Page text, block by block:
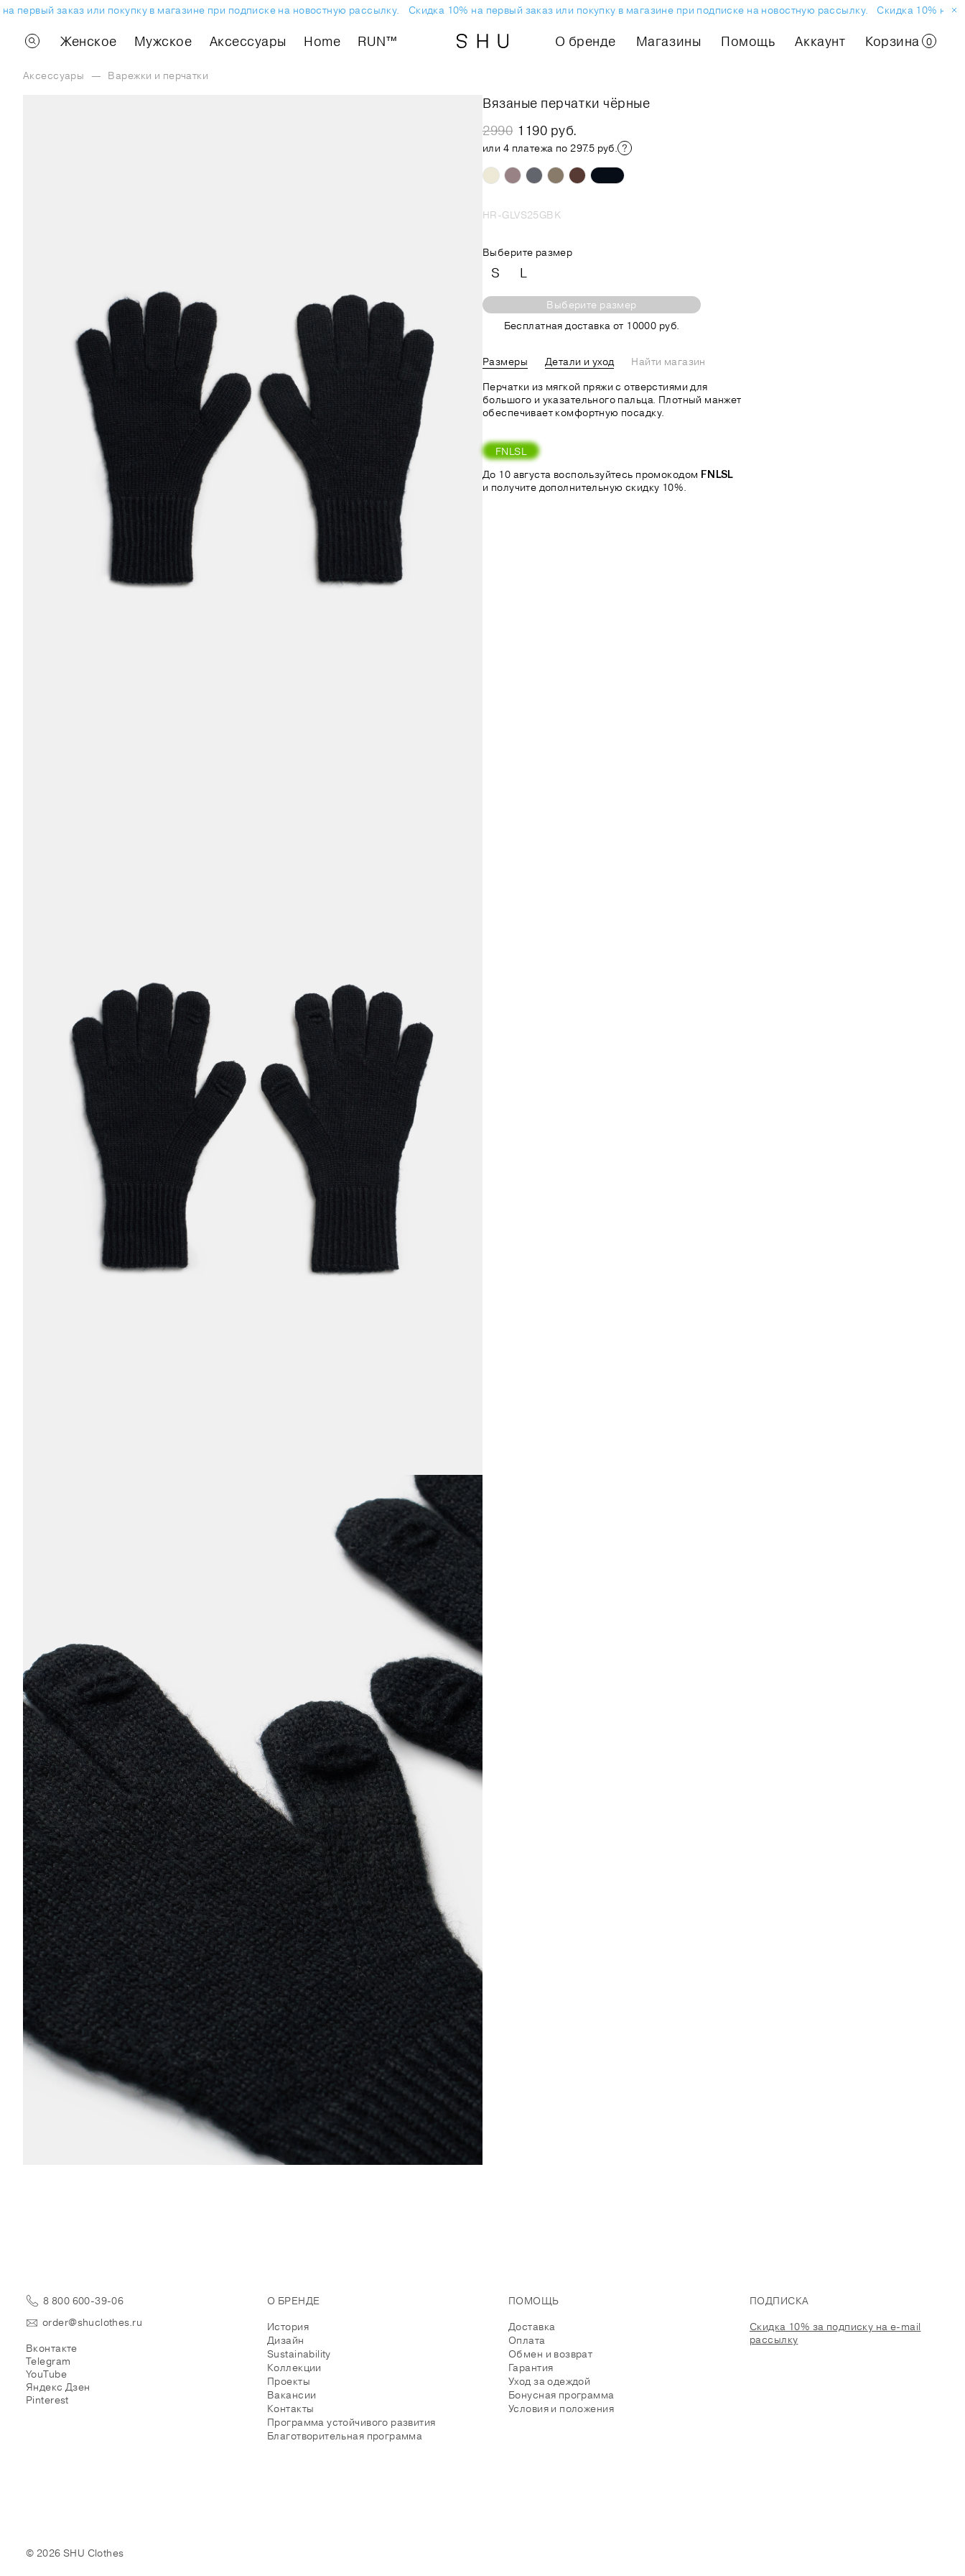
первый заказ или покупку в магазине при подписке на новостную рассылку. Скидка 10% на первый заказ или покупку в магазине при подписке на новостную рассылку. Скидка 10% на
Женское Мужское Аксессуары Home RUN™ О бренде Магазины Помощь Аккаунт Корзина 0
Аксессуары — Варежки и перчатки
Вязаные перчатки чёрные
2990 1190 руб.
или 4 платежа по 297.5 руб.
HR-GLVS25GBK
Выберите размер
S L
Выберите размер
Бесплатная доставка от 10000 руб.
Размеры Детали и уход
Найти магазин
Перчатки из мягкой пряжи с отверстиями для
большого и указательного пальца. Плотный манжет
обеспечивает комфортную посадку.
FNLSL
До 10 августа воспользуйтесь промокодом FNLSL
и получите дополнительную скидку 10%.
8 800 600-39-06
order@shuclothes.ru
Вконтакте
Telegram
YouTube
Яндекс Дзен
Pinterest
О БРЕНДЕ
История
Дизайн
Sustainability
Коллекции
Проекты
Вакансии
Контакты
Программа устойчивого развития
Благотворительная программа
ПОМОЩЬ
Доставка
Оплата
Обмен и возврат
Гарантия
Уход за одеждой
Бонусная программа
Условия и положения
ПОДПИСКА
Скидка 10% за подписку на e-mail
рассылку
© 2026 SHU Clothes